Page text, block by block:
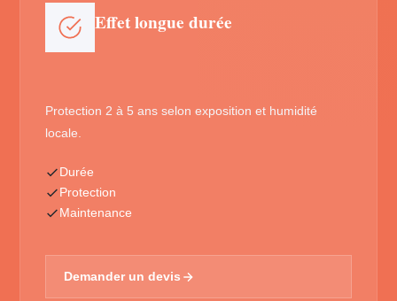
Effet longue durée
Protection 2 à 5 ans selon exposition et humidité
locale.
Durée
Protection
Maintenance
Demander un devis